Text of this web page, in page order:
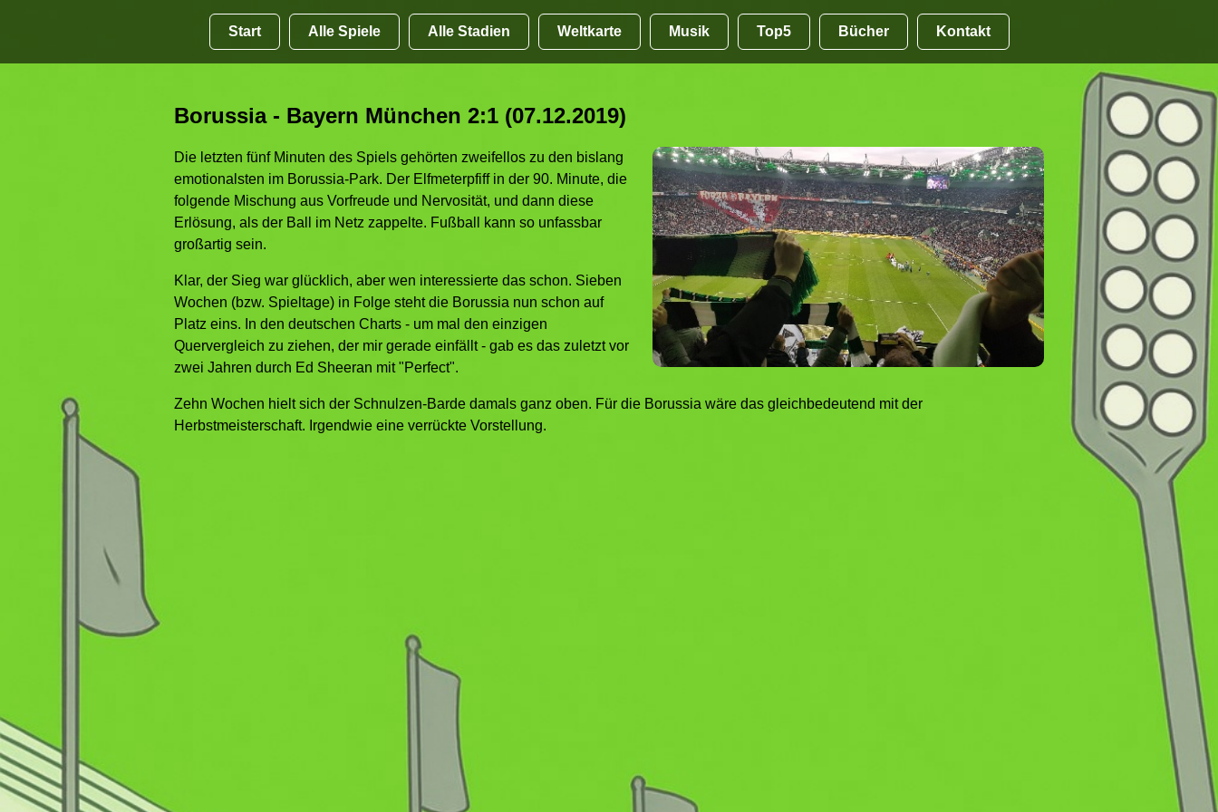
Start Alle Spiele Alle Stadien Weltkarte Musik Top5 Bücher Kontakt
Borussia - Bayern München 2:1 (07.12.2019)
Die letzten fünf Minuten des Spiels gehörten zweifellos zu den bislang
emotionalsten im Borussia-Park. Der Elfmeterpfiff in der 90. Minute, die
folgende Mischung aus Vorfreude und Nervosität, und dann diese
Erlösung, als der Ball im Netz zappelte. Fußball kann so unfassbar
großartig sein.
Klar, der Sieg war glücklich, aber wen interessierte das schon. Sieben
Wochen (bzw. Spieltage) in Folge steht die Borussia nun schon auf
Platz eins. In den deutschen Charts - um mal den einzigen
Quervergleich zu ziehen, der mir gerade einfällt - gab es das zuletzt vor
zwei Jahren durch Ed Sheeran mit "Perfect".
Zehn Wochen hielt sich der Schnulzen-Barde damals ganz oben. Für die Borussia wäre das gleichbedeutend mit der
Herbstmeisterschaft. Irgendwie eine verrückte Vorstellung.